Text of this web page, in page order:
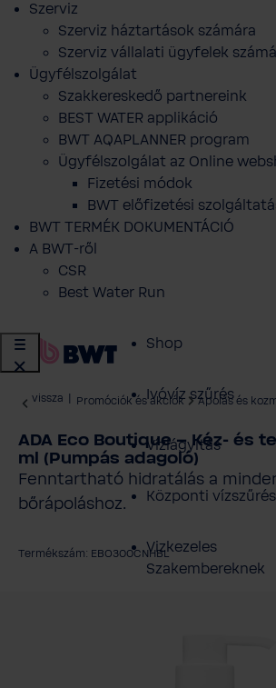
Szerviz
Szerviz háztartások számára
Szerviz vállalati ügyfelek
Ügyfélszolgálat
Szakkereskedő partnereink
BEST WATER applikáció
BWT AQAPLANNER program
Ügyfélszolgálat az Online
Fizetési módok
BWT előfizetési
BWT TERMÉK DOKUMENTÁCIÓ
A BWT-ről
CSR
Best Water Run
Shop
Ivóvíz szűrés
Vízlágyítás
Központi vízszűrés
Vizkezeles
Szakembereknek
vissza Promóciók és akciók Ápolás és
ADA Eco Boutique – Kéz- és
ml (Pumpás adagoló)
Fenntartható hidratálás a
bőrápoláshoz.
Termékszám: EBO300CNHBL